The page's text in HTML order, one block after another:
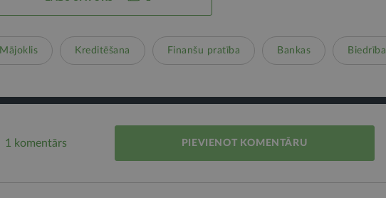
Mājoklis Kreditēšana Finanšu pratība Bankas Biedrība
1 komentārs PIEVIENOT KOMENTĀRU